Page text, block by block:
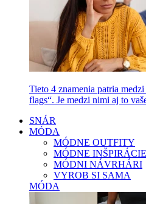
Tieto 4 znamenia patria
flags“. Je medzi nimi aj to
SNÁR
MÓDA
MÓDNE OUTFITY
MÓDNE INŠPIRÁCIE
MÓDNI NÁVRHÁRI
VYROB SI SAMA
MÓDA